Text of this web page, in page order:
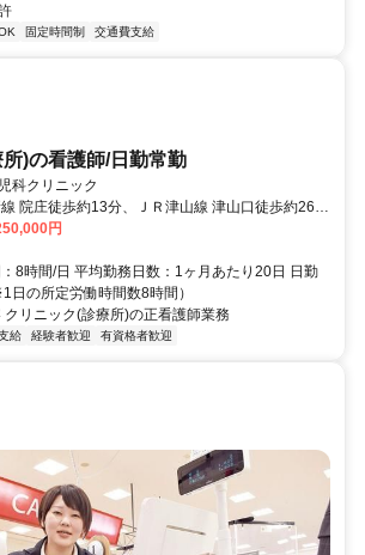
固定時間制 交通費支給
)の看護師/日勤常勤
科クリニック
院庄徒歩約13分、ＪＲ津山線 津山口徒歩約26
徒歩約43分
円
8時間/日 平均勤務日数：1ヶ月あたり20日 日勤
の所定労働時間数8時間）
リニック(診療所)の正看護師業務
給 経験者歓迎 有資格者歓迎